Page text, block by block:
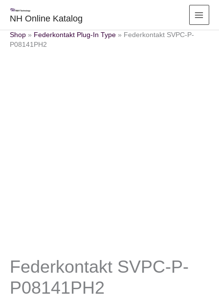
Inhalt
springen
NH Online Katalog
Shop » Federkontakt Plug-In Type » Federkontakt SVPC-P-
P08141PH2
Federkontakt SVPC-P-
P08141PH2